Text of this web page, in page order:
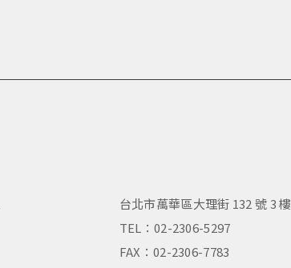
台北市萬華區大理街 132 號 3 樓
TEL：02-2306-5297
FAX：02-2306-7783